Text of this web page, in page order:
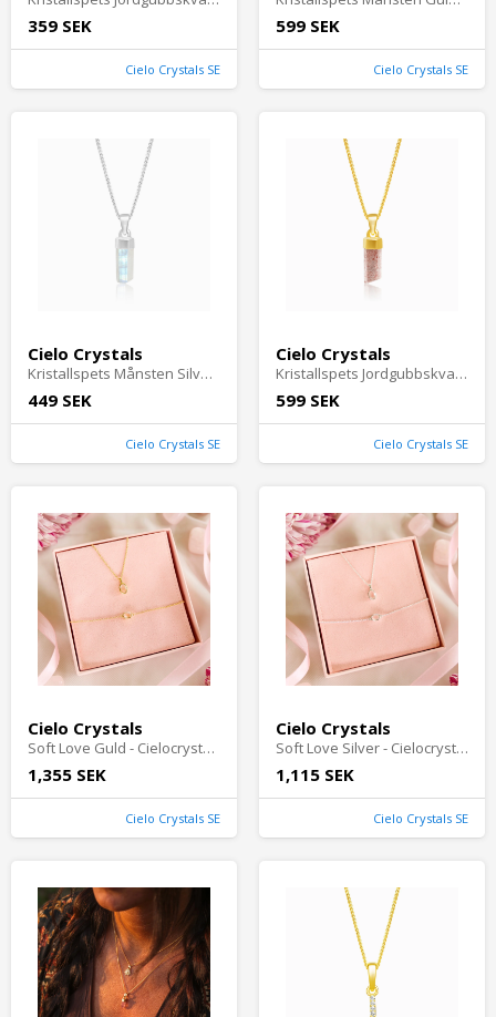
359 SEK
Cielo Crystals SE
599 SEK
Cielo Crystals SE
Cielo Crystals
Kristallspets Månsten Silver - Cielocrystals.se
449 SEK
Cielo Crystals SE
Cielo Crystals
Kristallspets Jordgubbskvarts Guld - Cielocrystals.se
599 SEK
Cielo Crystals SE
Cielo Crystals
Soft Love Guld - Cielocrystals.se
1,355 SEK
Cielo Crystals SE
Cielo Crystals
Soft Love Silver - Cielocrystals.se
1,115 SEK
Cielo Crystals SE